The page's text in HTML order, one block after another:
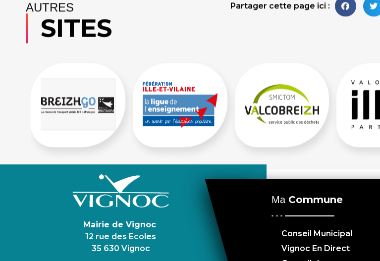
Partager cette page ici :
AUTRES
SITES
Mairie de Vignoc
12 rue des Ecoles
35 630 Vignoc
Ma Commune
Conseil Municipal
Vignoc En Direct